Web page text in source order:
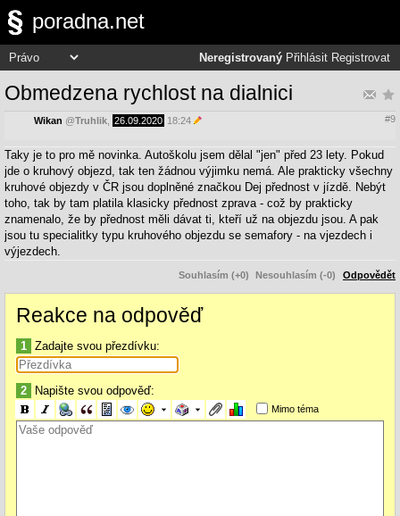
poradna.net
Neregistrovaný Přihlásit Registrovat
Obmedzena rychlost na dialnici
Wikan @Truhlik 26.09.2020 18:24 #9
Taky je to pro mě novinka. Autoškolu jsem dělal "jen" před 23 lety. Pokud
jde o kruhový objezd, tak ten žádnou výjimku nemá. Ale prakticky všechny
kruhové objezdy v ČR jsou doplněné značkou Dej přednost v jízdě. Nebýt
toho, tak by tam platila klasicky přednost zprava - což by prakticky
znamenalo, že by přednost měli dávat ti, kteří už na objezdu jsou. A pak
jsou tu specialitky typu kruhového objezdu se semafory - na vjezdech i
výjezdech.
Souhlasím (+0) Nesouhlasím (-0) Odpovědět
Reakce na odpověď
1 Zadajte svou přezdívku:
2 Napište svou odpověď:
Mimo téma